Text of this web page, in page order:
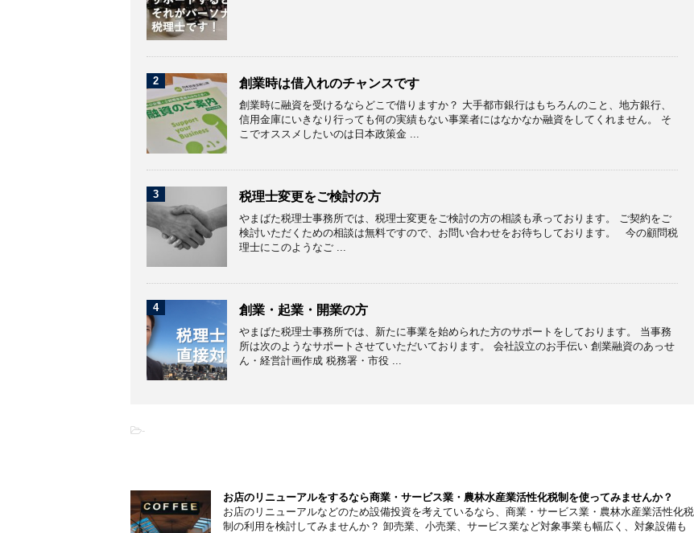
2 創業時は借入れのチャンスです
創業時に融資を受けるならどこで借りますか？ 大手都市銀行はもちろんのこと、地方銀行、
信用金庫にいきなり行っても何の実績もない事業者にはなかなか融資をしてくれません。 そ
こでオススメしたいのは日本政策金 ...
3 税理士変更をご検討の方
やまばた税理士事務所では、税理士変更をご検討の方の相談も承っております。 ご契約をご
検討いただくための相談は無料ですので、お問い合わせをお待ちしております。 今の顧問税
理士にこのようなご ...
4 創業・起業・開業の方
やまばた税理士事務所では、新たに事業を始められた方のサポートをしております。 当事務
所は次のようなサポートさせていただいております。 会社設立のお手伝い 創業融資のあっせ
ん・経営計画作成 税務署・市役 ...
-
お店のリニューアルをするなら商業・サービス業・農林水産業活性化税制を使ってみませんか？
お店のリニューアルなどのため設備投資を考えているなら、商業・サービス業・農林水産業活性化税
制の利用を検討してみませんか？ 卸売業、小売業、サービス業など対象事業も幅広く、対象設備も